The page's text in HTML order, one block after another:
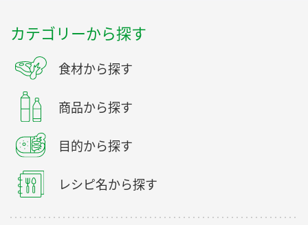
カテゴリーから探す
食材から探す
商品から探す
目的から探す
レシピ名から探す